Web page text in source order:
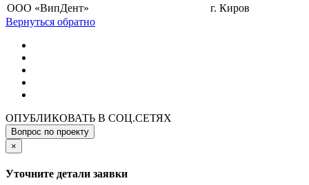
ООО «ВипДент»
г. Киров
Вернуться обратно
ОПУБЛИКОВАТЬ В СОЦ.СЕТЯХ
Вопрос по проекту
×
Уточните детали заявки